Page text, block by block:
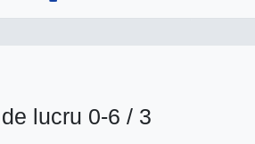
lucru 0-6 / 3